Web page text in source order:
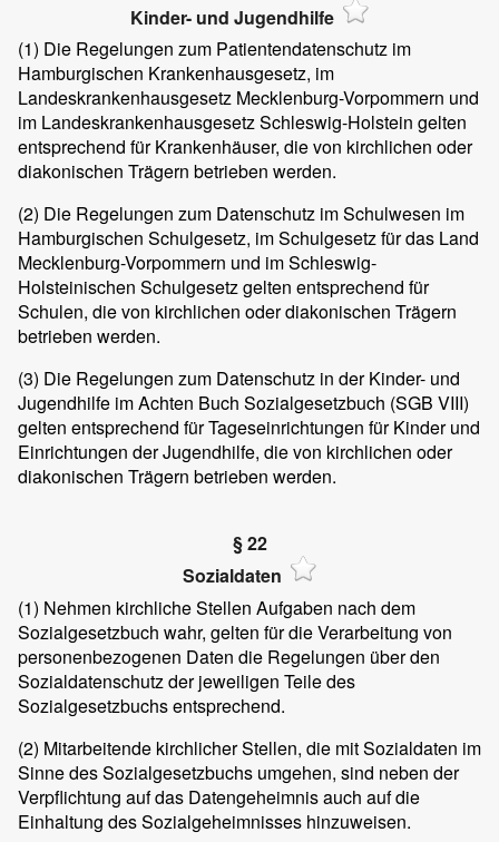
Kinder- und Jugendhilfe
(1) Die Regelungen zum Patientendatenschutz im
Hamburgischen Krankenhausgesetz, im
Landeskrankenhausgesetz Mecklenburg-Vorpommern und
im Landeskrankenhausgesetz Schleswig-Holstein gelten
entsprechend für Krankenhäuser, die von kirchlichen oder
diakonischen Trägern betrieben werden.
(2) Die Regelungen zum Datenschutz im Schulwesen im
Hamburgischen Schulgesetz, im Schulgesetz für das Land
Mecklenburg-Vorpommern und im Schleswig-
Holsteinischen Schulgesetz gelten entsprechend für
Schulen, die von kirchlichen oder diakonischen Trägern
betrieben werden.
(3) Die Regelungen zum Datenschutz in der Kinder- und
Jugendhilfe im Achten Buch Sozialgesetzbuch (SGB VIII)
gelten entsprechend für Tageseinrichtungen für Kinder und
Einrichtungen der Jugendhilfe, die von kirchlichen oder
diakonischen Trägern betrieben werden.
§ 22
Sozialdaten
(1) Nehmen kirchliche Stellen Aufgaben nach dem
Sozialgesetzbuch wahr, gelten für die Verarbeitung von
personenbezogenen Daten die Regelungen über den
Sozialdatenschutz der jeweiligen Teile des
Sozialgesetzbuchs entsprechend.
(2) Mitarbeitende kirchlicher Stellen, die mit Sozialdaten im
Sinne des Sozialgesetzbuchs umgehen, sind neben der
Verpflichtung auf das Datengeheimnis auch auf die
Einhaltung des Sozialgeheimnisses hinzuweisen.